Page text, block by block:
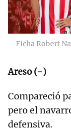
Ficha Robert
Areso (-)
Compareció
pero el
defensiva.